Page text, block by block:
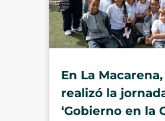
En La
realizó la
‘Gobierno en la